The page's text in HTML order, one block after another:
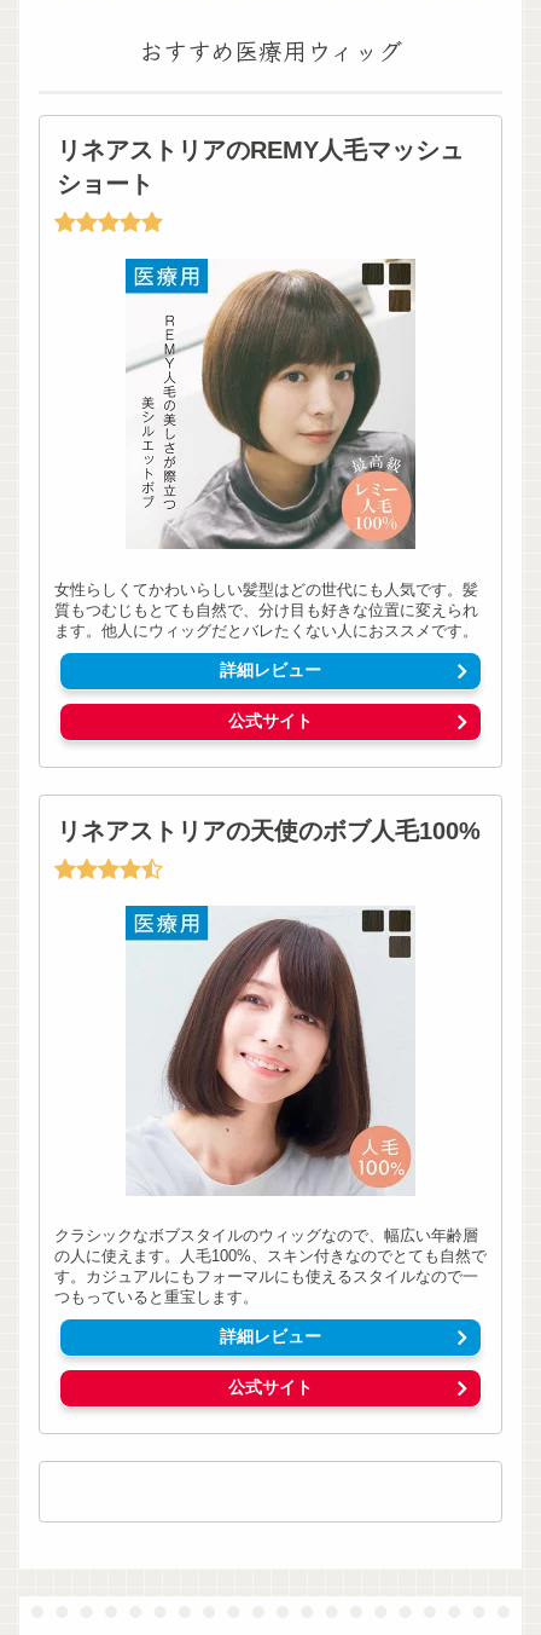
おすすめ医療用ウィッグ
リネアストリアのREMY人毛マッシュ
ショート
女性らしくてかわいらしい髪型はどの世代にも人気です。髪
質もつむじもとても自然で、分け目も好きな位置に変えられ
ます。他人にウィッグだとバレたくない人におススメです。
詳細レビュー
公式サイト
リネアストリアの天使のボブ人毛100%
クラシックなボブスタイルのウィッグなので、幅広い年齢層
の人に使えます。人毛100%、スキン付きなのでとても自然で
す。カジュアルにもフォーマルにも使えるスタイルなので一
つもっていると重宝します。
詳細レビュー
公式サイト